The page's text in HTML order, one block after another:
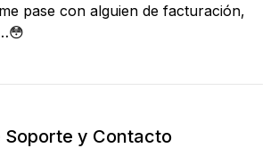
pase con alguien de facturación,
Soporte y Contacto